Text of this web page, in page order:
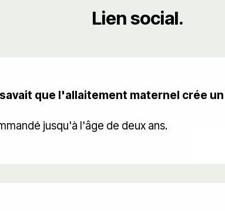
Lien social.
que l'allaitement maternel crée
jusqu'à l'âge de deux ans.